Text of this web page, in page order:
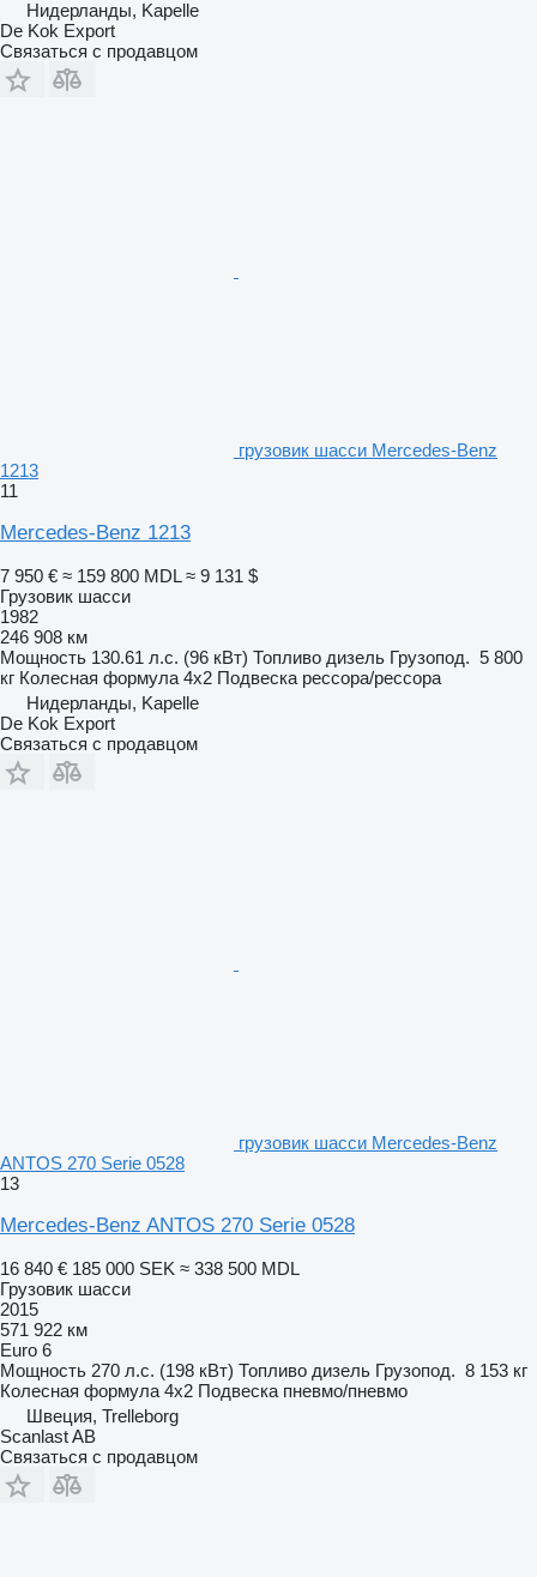
Нидерланды, Kapelle
De Kok Export
Связаться с продавцом
грузовик шасси Mercedes-Benz
1213
11
Mercedes-Benz 1213
7 950 € ≈ 159 800 MDL ≈ 9 131 $
Грузовик шасси
1982
246 908 км
Мощность 130.61 л.с. (96 кВт) Топливо дизель Грузопод. 5 800
кг Колесная формула 4x2 Подвеска рессора/рессора
Нидерланды, Kapelle
De Kok Export
Связаться с продавцом
грузовик шасси Mercedes-Benz
ANTOS 270 Serie 0528
13
Mercedes-Benz ANTOS 270 Serie 0528
16 840 € 185 000 SEK ≈ 338 500 MDL
Грузовик шасси
2015
571 922 км
Euro 6
Мощность 270 л.с. (198 кВт) Топливо дизель Грузопод. 8 153 кг
Колесная формула 4x2 Подвеска пневмо/пневмо
Швеция, Trelleborg
Scanlast AB
Связаться с продавцом